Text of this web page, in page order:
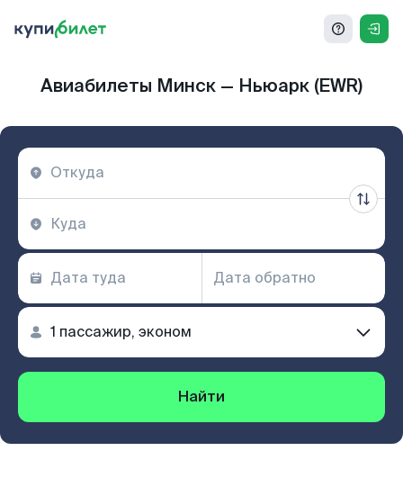
Авиабилеты Минск — Ньюарк (EWR)
Найти